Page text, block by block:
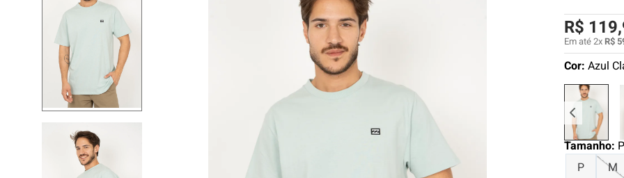
R$ 119,
Em até2xR$
Cor: Azul
Tamanho: P
P
M
boné
camiseta
bermuda
jaqueta
10